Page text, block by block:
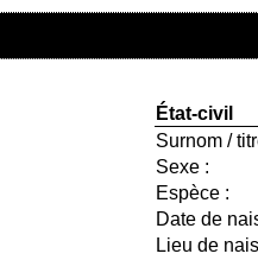
État-civil
Surnom /
Sexe :
Espèce :
Date de
Lieu de